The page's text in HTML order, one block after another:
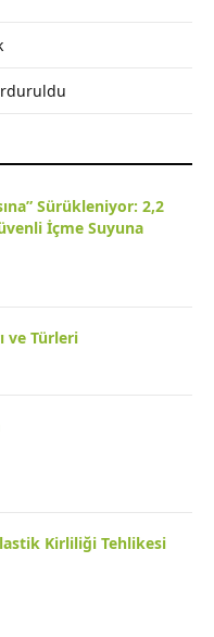
Sürükleniyor: 2,2
İçme Suyuna
ve Türleri
Kirliliği Tehlikesi